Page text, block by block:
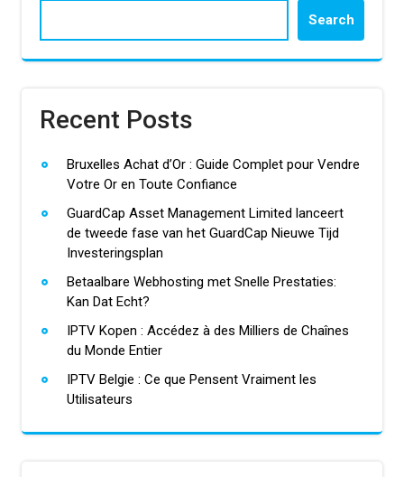
Search
Recent Posts
Bruxelles Achat d’Or : Guide Complet pour Vendre
Votre Or en Toute Confiance
GuardCap Asset Management Limited lanceert
de tweede fase van het GuardCap Nieuwe Tijd
Investeringsplan
Betaalbare Webhosting met Snelle Prestaties:
Kan Dat Echt?
IPTV Kopen : Accédez à des Milliers de Chaînes
du Monde Entier
IPTV Belgie : Ce que Pensent Vraiment les
Utilisateurs